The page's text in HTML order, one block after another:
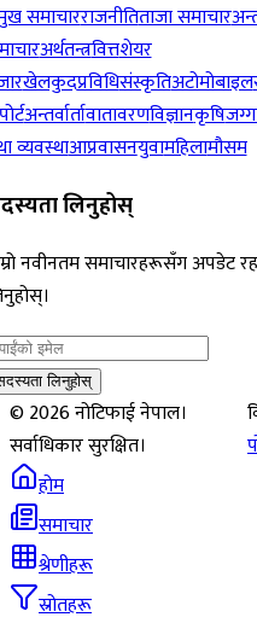
समाचारराजनीतिताजा समाचार
अर्थतन्त्रवित्तशेयर
खेलकुदप्रविधिसंस्कृतिअटोमोबाइल
अन्तर्वार्तावातावरणविज्ञानकृषि
व्यवस्थाआप्रवासनयुवामहिलामौसम
लिनुहोस्
नवीनतम समाचारहरूसँग अपडेट
लिनुहोस्
©2026नोटिफाई नेपाल।
सर्वाधिकार सुरक्षित।
होम
समाचार
श्रेणीहरू
स्रोतहरू